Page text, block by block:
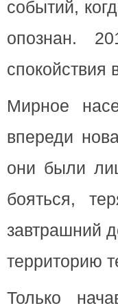
событий,
опознан.
спокойствия
Мирное
впереди
они были
бояться,
завтрашний
территорию
Только